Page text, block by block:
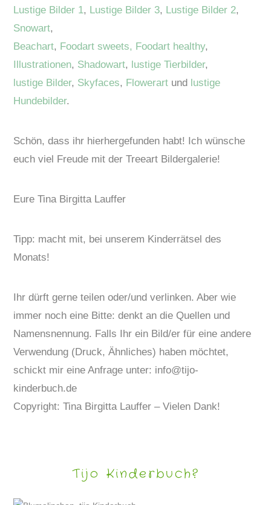
Lustige Bilder 1, Lustige Bilder 3, Lustige Bilder 2,
Snowart,
Beachart, Foodart sweets, Foodart healthy,
Illustrationen, Shadowart, lustige Tierbilder,
lustige Bilder, Skyfaces, Flowerart und lustige
Hundebilder.
Schön, dass ihr hierhergefunden habt! Ich wünsche
euch viel Freude mit der Treeart Bildergalerie!
Eure Tina Birgitta Lauffer
Tipp: macht mit, bei unserem Kinderrätsel des
Monats!
Ihr dürft gerne teilen oder/und verlinken. Aber wie
immer noch eine Bitte: denkt an die Quellen und
Namensnennung. Falls Ihr ein Bild/er für eine andere
Verwendung (Druck, Ähnliches) haben möchtet,
schickt mir eine Anfrage unter: info@tijo-
kinderbuch.de
Copyright: Tina Birgitta Lauffer – Vielen Dank!
Tijo Kinderbuch?